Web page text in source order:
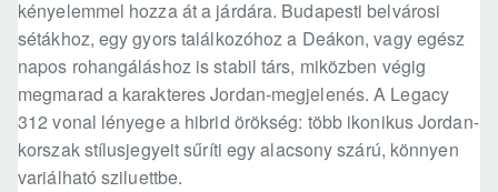
kényelemmel hozza át a járdára. Budapesti belvárosi
sétákhoz, egy gyors találkozóhoz a Deákon, vagy egész
napos rohangáláshoz is stabil társ, miközben végig
megmarad a karakteres Jordan-megjelenés. A Legacy
312 vonal lényege a hibrid örökség: több ikonikus Jordan-
korszak stílusjegyeit sűríti egy alacsony szárú, könnyen
variálható sziluettbe.